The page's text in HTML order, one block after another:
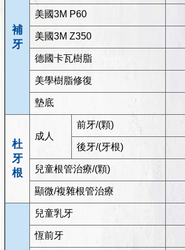
補
牙
美國3M P60
美國3M Z350
德國卡瓦樹脂
美學樹脂修復
墊底
杜
牙
根
成人
前牙/(顆)
後牙/(牙根)
兒童根管治療/(顆)
顯微/複雜根管治療
兒童乳牙
恆前牙